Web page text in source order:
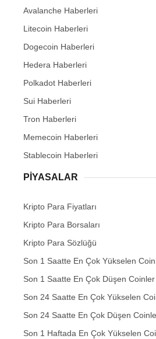
Avalanche Haberleri
Litecoin Haberleri
Dogecoin Haberleri
Hedera Haberleri
Polkadot Haberleri
Sui Haberleri
Tron Haberleri
Memecoin Haberleri
Stablecoin Haberleri
PIYASALAR
Kripto Para Fiyatları
Kripto Para Borsaları
Kripto Para Sözlüğü
Son 1 Saatte En Çok Yükselen
Son 1 Saatte En Çok Düşen Coinler
Son 24 Saatte En Çok Yükselen
Son 24 Saatte En Çok Düşen
Son 1 Haftada En Çok Yükselen